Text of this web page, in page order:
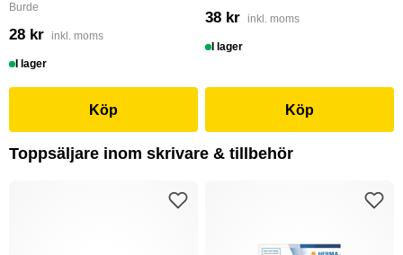
Burde
28 kr inkl. moms
I lager
Köp
38 kr inkl. moms
I lager
Köp
Toppsäljare inom skrivare & tillbehör